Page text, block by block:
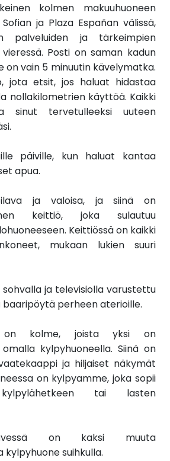
kolmen makuuhuoneen
ja Plaza Españan välissä,
palveluiden ja tärkeimpien
Posti on saman kadun
on vain 5 minuutin kävelymatka.
jota etsit, jos haluat hidastaa
nollakilometrien käyttöä. Kaikki
sinut tervetulleeksi uuteen
päiville, kun haluat kantaa
apua.
ja valoisa, ja siinä on
keittiö, joka sulautuu
Keittiössä on kaikki
mukaan lukien suuri
sohvalla ja televisiolla varustettu
baaripöytä perheen aterioille.
on kolme, joista yksi on
kylpyhuoneella. Siinä on
ja hiljaiset näkymät
on kylpyamme, joka sopii
kylpylähetkeen tai lasten
on kaksi muuta
kylpyhuone suihkulla.